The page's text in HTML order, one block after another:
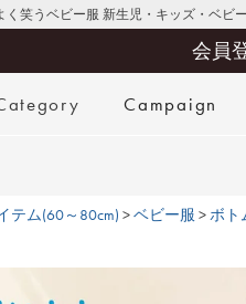
く笑うベビー服 新生児・キッズ・ベビ
会員
Campaign
テム(60～80cm) ベビー服 ボト